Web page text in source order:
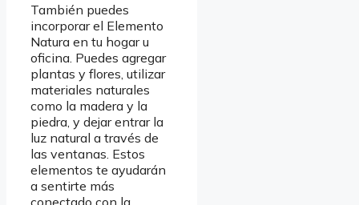
También puedes
incorporar el Elemento
Natura en tu hogar u
oficina. Puedes agregar
plantas y flores, utilizar
materiales naturales
como la madera y la
piedra, y dejar entrar la
luz natural a través de
las ventanas. Estos
elementos te ayudarán
a sentirte más
conectado con la